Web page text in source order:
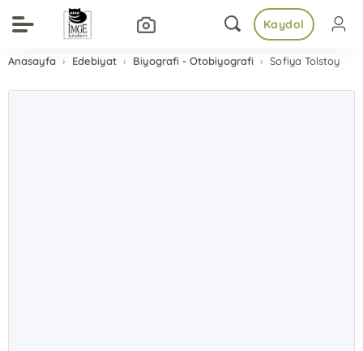
Kaydol
Anasayfa Edebiyat Biyografi - Otobiyografi Sofiya Tolstoy